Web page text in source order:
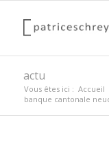
actu
Vous êtes ici : Accueil
banque cantonale